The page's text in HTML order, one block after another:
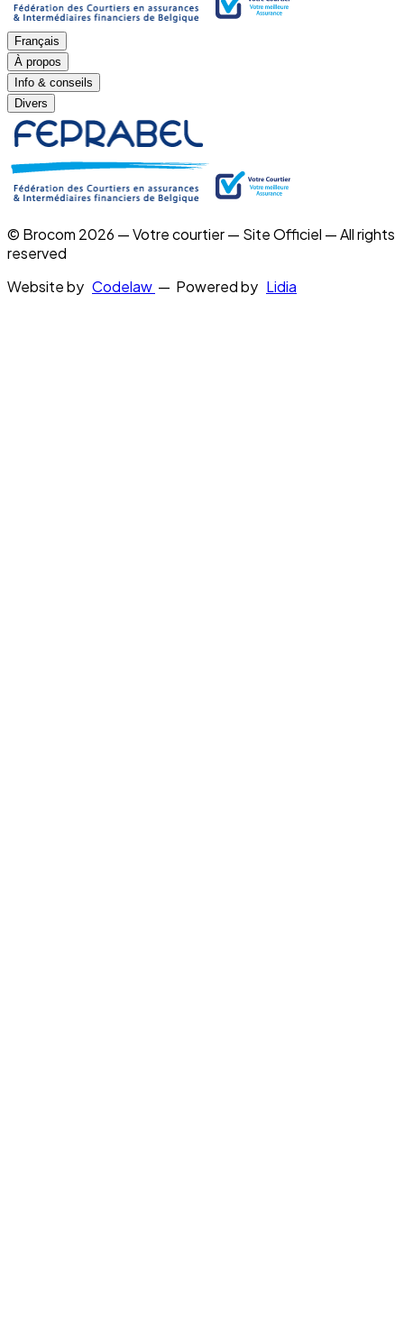
Français
À propos
Info & conseils
Divers
© Brocom 2026 — Votre courtier — Site Officiel — All rights
reserved
Website by Codelaw — Powered by Lidia